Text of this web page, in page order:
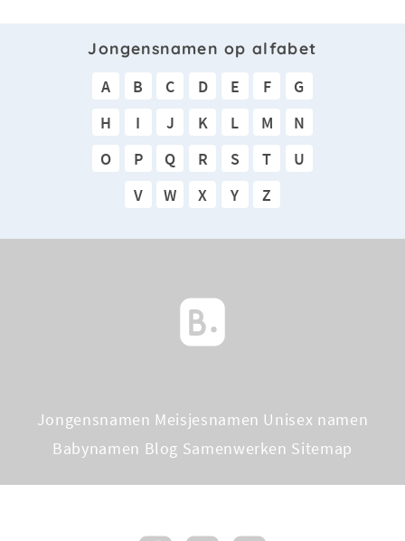
Jongensnamen op alfabet
A B C D E F
G
H
I J K L M
N
O
P Q R S T
U
V
W X Y Z
Jongensnamen Meisjesnamen Unisex namen
Babynamen Blog Samenwerken Sitemap